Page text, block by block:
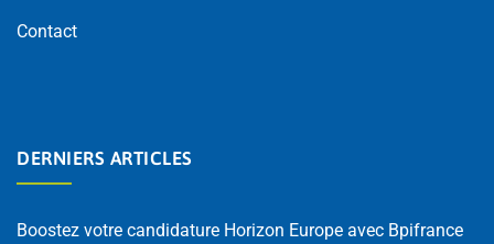
Contact
DERNIERS ARTICLES
Boostez votre candidature Horizon Europe avec Bpifrance